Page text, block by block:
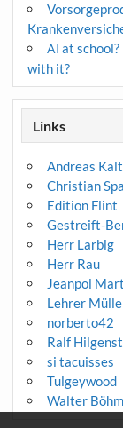
AI at
with it?
Links
Andreas Kalt
Christian
Edition Flint
Gestreift-
Herr Larbig
Herr Rau
Jeanpol
Lehrer
norberto42
Ralf
si tacuisses
Tulgeywood
Walter